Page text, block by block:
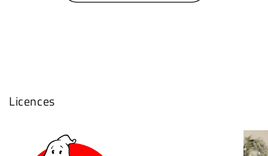
Licences